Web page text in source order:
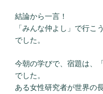
結論から一言！
「みんな仲よし」で行こ
でした。
今朝の学びで、宿題は、
でした。
ある女性研究者が世界の